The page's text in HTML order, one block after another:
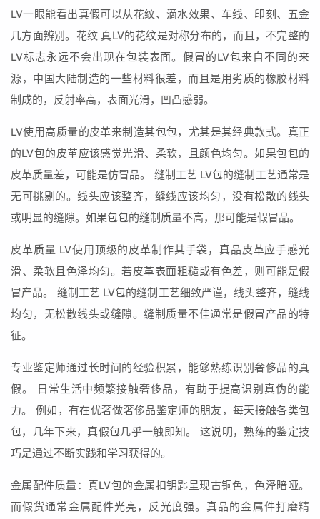
LV一眼能看出真假可以从花纹、滴水效果、车线、印刻、五金
几方面辨别。花纹 真LV的花纹是对称分布的，而且，不完整的
LV标志永远不会出现在包装表面。假冒的LV包来自不同的来
源，中国大陆制造的一些材料很差，而且是用劣质的橡胶材料
制成的，反射率高，表面光滑，凹凸感弱。
LV使用高质量的皮革来制造其包包，尤其是其经典款式。真正
的LV包的皮革应该感觉光滑、柔软，且颜色均匀。如果包包的
皮革质量差，可能是仿冒品。 缝制工艺 LV包的缝制工艺通常是
无可挑剔的。线头应该整齐，缝线应该均匀，没有松散的线头
或明显的缝隙。如果包包的缝制质量不高，那可能是假冒品。
皮革质量 LV使用顶级的皮革制作其手袋，真品皮革应手感光
滑、柔软且色泽均匀。若皮革表面粗糙或有色差，则可能是假
冒产品。 缝制工艺 LV包的缝制工艺细致严谨，线头整齐，缝线
均匀，无松散线头或缝隙。缝制质量不佳通常是假冒产品的特
征。
专业鉴定师通过长时间的经验积累，能够熟练识别奢侈品的真
假。 日常生活中频繁接触奢侈品，有助于提高识别真伪的能
力。 例如，有在优奢做奢侈品鉴定师的朋友，每天接触各类包
包，几年下来，真假包几乎一触即知。 这说明，熟练的鉴定技
巧是通过不断实践和学习获得的。
金属配件质量：真LV包的金属扣钥匙呈现古铜色，色泽暗哑。
而假货通常金属配件光亮，反光度强。真品的金属件打磨精